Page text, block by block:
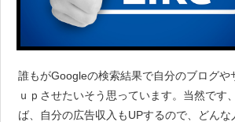
誰もがGoogleの検索結果で自分のブログや
ｕｐさせたいそう思っています。当然です
ば、自分の広告収入もUPするので、どんな